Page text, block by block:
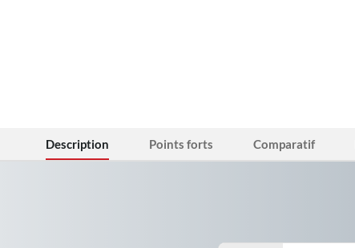
Description Points forts Comparatif